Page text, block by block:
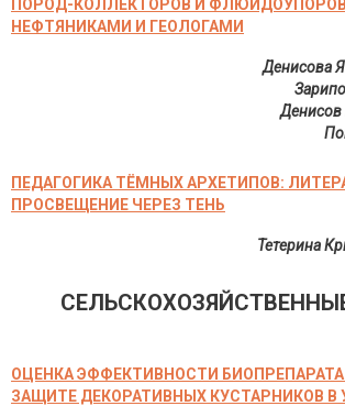
ПОРОД-КОЛЛЕКТОРОВ И
НЕФТЯНИКАМИ И ГЕОЛОГАМИ
Денисова
Денисов
ПЕДАГОГИКА ТЁМНЫХ АРХЕТИПОВ:
ПРОСВЕЩЕНИЕ ЧЕРЕЗ ТЕНЬ
Тетерина
ОЦЕНКА ЭФФЕКТИВНОСТИ
ЗАЩИТЕ ДЕКОРАТИВНЫХ КУСТАРНИКОВ В